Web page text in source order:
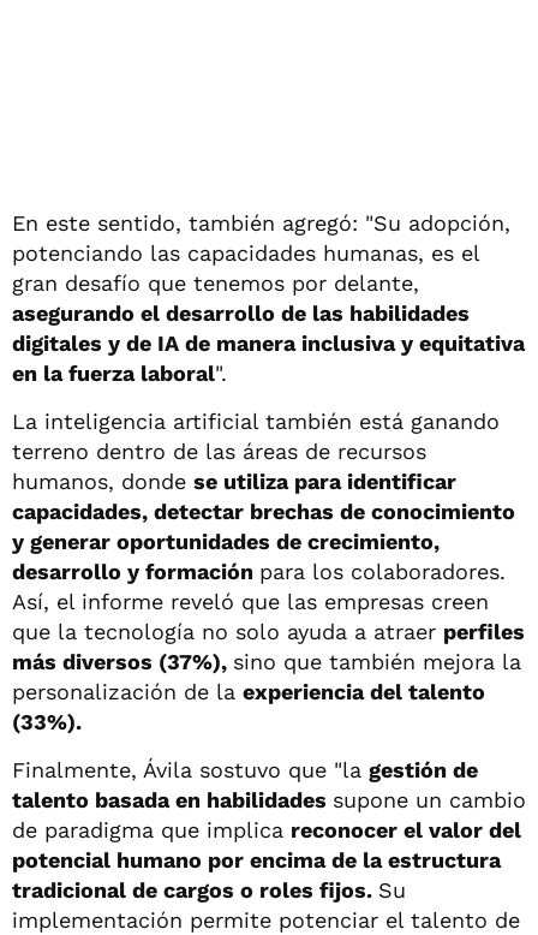
En este sentido, también agregó: "Su adopción,
potenciando las capacidades humanas, es el
gran desafío que tenemos por delante,
asegurando el desarrollo de las habilidades
digitales y de IA de manera inclusiva y equitativa
en la fuerza laboral".
La inteligencia artificial también está ganando
terreno dentro de las áreas de recursos
humanos, donde se utiliza para identificar
capacidades, detectar brechas de conocimiento
y generar oportunidades de crecimiento,
desarrollo y formación para los colaboradores.
Así, el informe reveló que las empresas creen
que la tecnología no solo ayuda a atraer perfiles
más diversos (37%), sino que también mejora la
personalización de la experiencia del talento
(33%).
Finalmente, Ávila sostuvo que "la gestión de
talento basada en habilidades supone un cambio
de paradigma que implica reconocer el valor del
potencial humano por encima de la estructura
tradicional de cargos o roles fijos. Su
implementación permite potenciar el talento de